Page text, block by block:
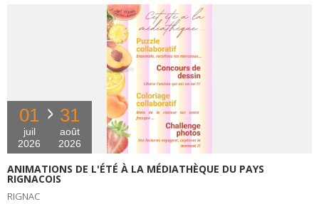
01
juil
2026
31
août
2026
ANIMATIONS DE L'ÉTÉ À LA MÉDIATHÈQUE DU PAYS
RIGNACOIS
RIGNAC